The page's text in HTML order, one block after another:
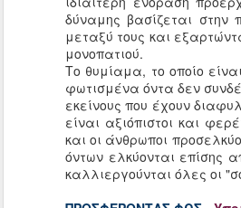
δύναμης βασίζεται στην
μεταξύ τους και
μονοπατιού.
Το θυμίαμα, το οποίο
φωτισμένα όντα δεν
εκείνους που έχουν
είναι αξιόπιστοι και
και οι άνθρωποι
όντων ελκύονται επίσης
καλλιεργούνται όλες οι
Η σάρκα και τα κόκκαλα σας